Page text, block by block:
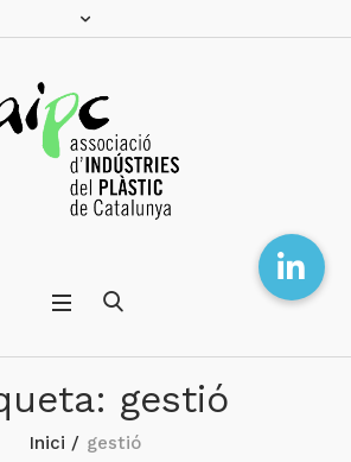
gestió
Inici / gestió